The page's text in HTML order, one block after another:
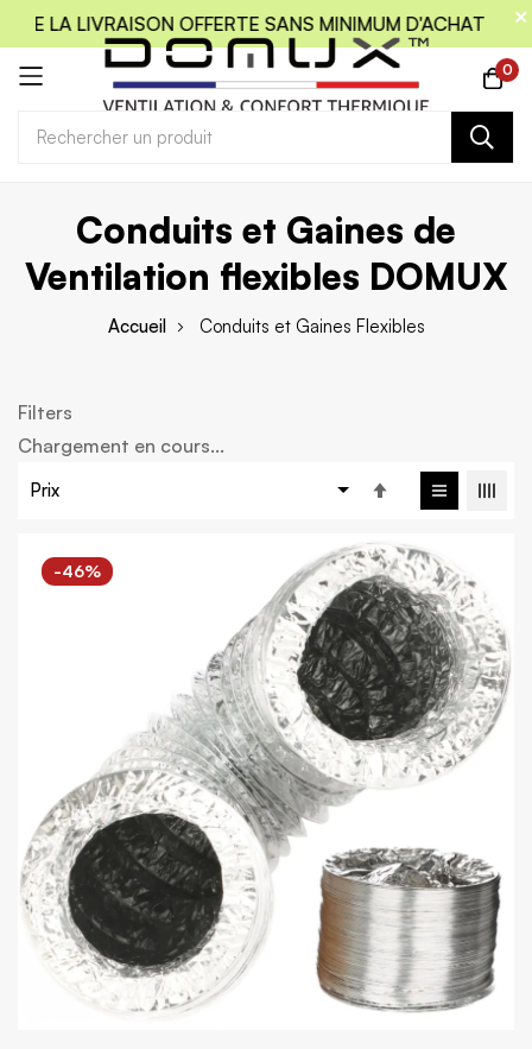
LA LIVRAISON OFFERTE SANS MINIMUM D'ACHAT
0
contenu
Conduits et Gaines de
Ventilation flexibles DOMUX
Accueil Conduits et Gaines Flexibles
Filters
Chargement en cours...
décroissant
-46%